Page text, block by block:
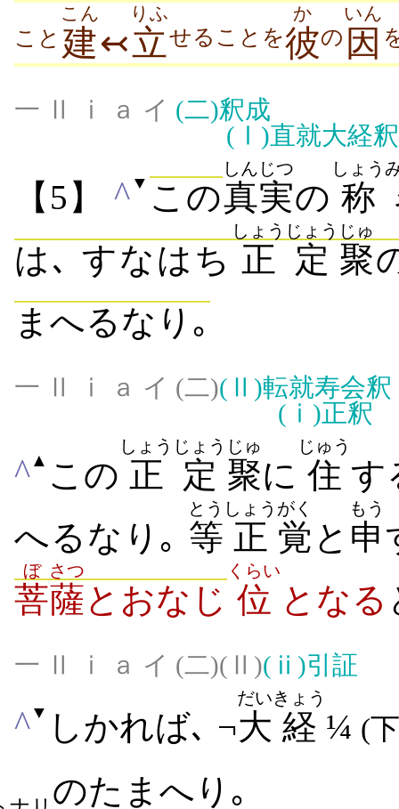
こと 建
こん
↢立
りふ
せることを彼
か
の 因
いん
一 Ⅱ ⅰ ａ イ (二)釈成
(Ⅰ)直就大経釈
【5】 ^ ▼ この真実
しんじつ
の 称
しょう
は､ すなはち 正定
しょうじょう
聚
じゅ
まへるなり｡
一 Ⅱ ⅰ ａ イ (二)(Ⅱ)転就寿会釈
(ⅰ)正釈
^▲ この 正定
しょうじょう
聚
じゅ
に 住
じゅう
す
へるなり｡ 等
とう
正
しょう
覚
がく
と 申
もう
菩
ぼ
薩
さつ
とおなじ 位
くらい
となる
一 Ⅱ ⅰ ａ イ (二)(Ⅱ)(ⅱ)引証
^▼ しかれば､ ¬大
だい
経
きょう
¼ (
のたまへり｡